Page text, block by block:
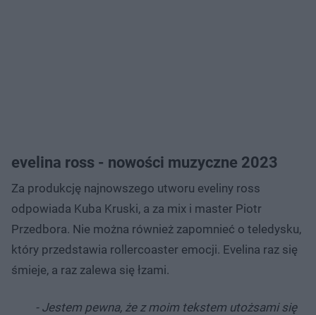
evelina ross - nowości muzyczne 2023
Za produkcję najnowszego utworu eveliny ross
odpowiada Kuba Kruski, a za mix i master Piotr
Przedbora. Nie można również zapomnieć o teledysku,
który przedstawia rollercoaster emocji. Evelina raz się
śmieje, a raz zalewa się łzami.
- Jestem pewna, że z moim tekstem utożsami się